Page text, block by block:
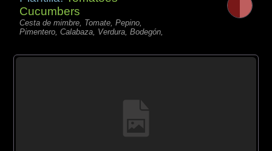
Cucumbers
Cesta de mimbre, Tomate, Pepino,
Pimentero, Calabaza, Verdura, Bodegón,